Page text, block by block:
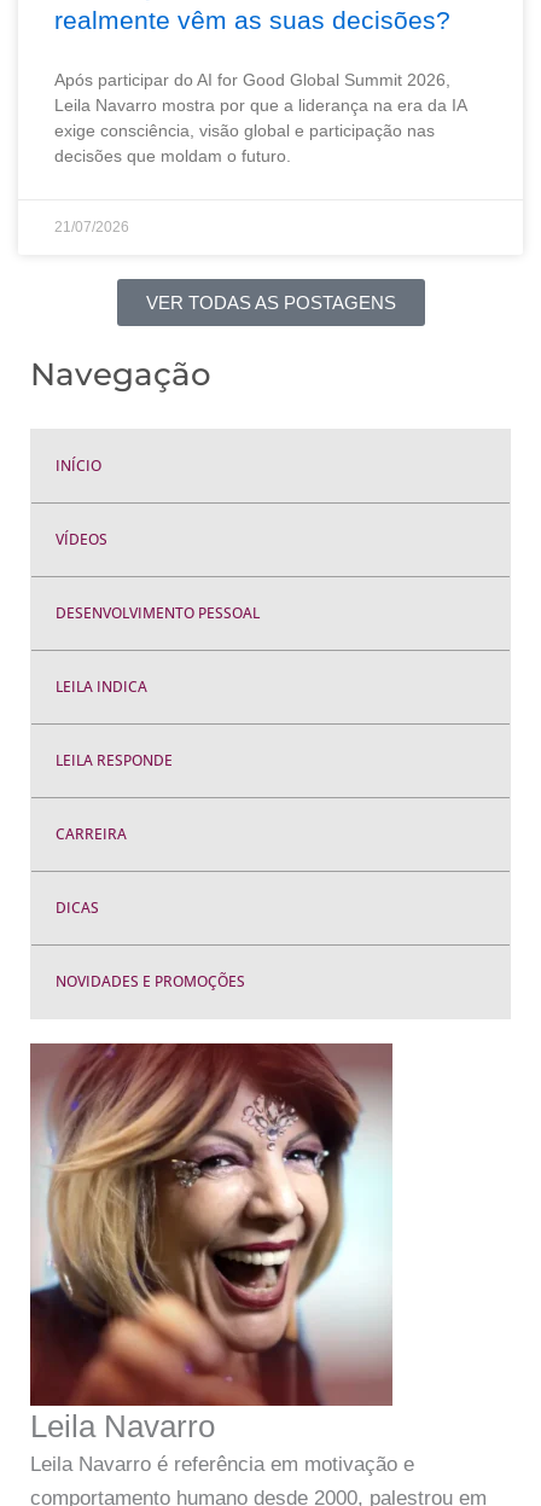
realmente vêm as suas decisões?
Após participar do AI for Good Global Summit 2026,
Leila Navarro mostra por que a liderança na era da IA
exige consciência, visão global e participação nas
decisões que moldam o futuro.
21/07/2026
VER TODAS AS POSTAGENS
Navegação
INÍCIO
VÍDEOS
DESENVOLVIMENTO PESSOAL
LEILA INDICA
LEILA RESPONDE
CARREIRA
DICAS
NOVIDADES E PROMOÇÕES
Leila Navarro
Leila Navarro é referência em motivação e
comportamento humano desde 2000, palestrou em